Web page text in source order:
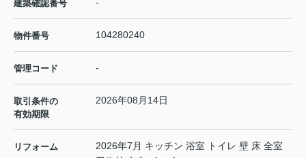
建築確認番号
物件番号 104280240
管理コード -
取引条件の
有効期限
2026年08月14日
リフォーム
2026年7月 キッチン 浴室 トイレ 壁 床 全室